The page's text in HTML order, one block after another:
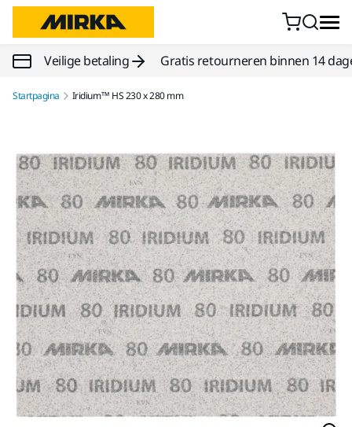
Doorgaan naar inhoud
Veilige betaling Gratis retourneren binnen 14
Startpagina Iridium™ HS 230 x 280 mm